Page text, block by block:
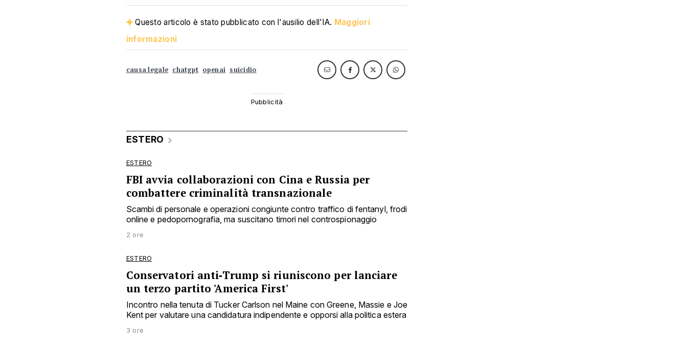
Questo articolo è stato pubblicato con l'ausilio dell'IA. Maggiori
informazioni
causa legale chatgpt openai suicidio
ESTERO
ESTERO
FBI avvia collaborazioni con Cina e Russia per
combattere criminalità transnazionale
Scambi di personale e operazioni congiunte contro traffico di fentanyl, frodi
online e pedopornografia, ma suscitano timori nel controspionaggio
2 ore
ESTERO
Conservatori anti‑Trump si riuniscono per lanciare
un terzo partito 'America First'
Incontro nella tenuta di Tucker Carlson nel Maine con Greene, Massie e Joe
Kent per valutare una candidatura indipendente e opporsi alla politica estera
3 ore